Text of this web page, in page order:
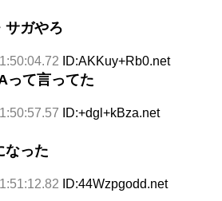
サガやろ
ID:AKKuy+Rb0.net
って言ってた
ID:+dgl+kBza.net
なった
ID:44Wzpgodd.net